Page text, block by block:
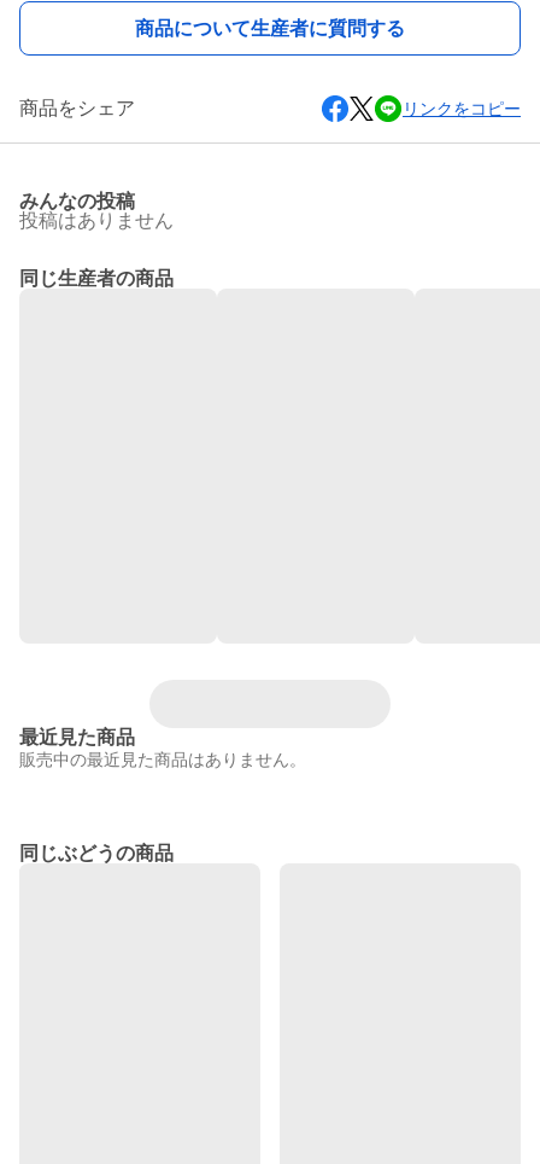
商品について生産者に質問する
商品をシェア リンクをコピー
みんなの投稿
投稿はありません
同じ生産者の商品
最近見た商品
販売中の最近見た商品はありません。
同じぶどうの商品